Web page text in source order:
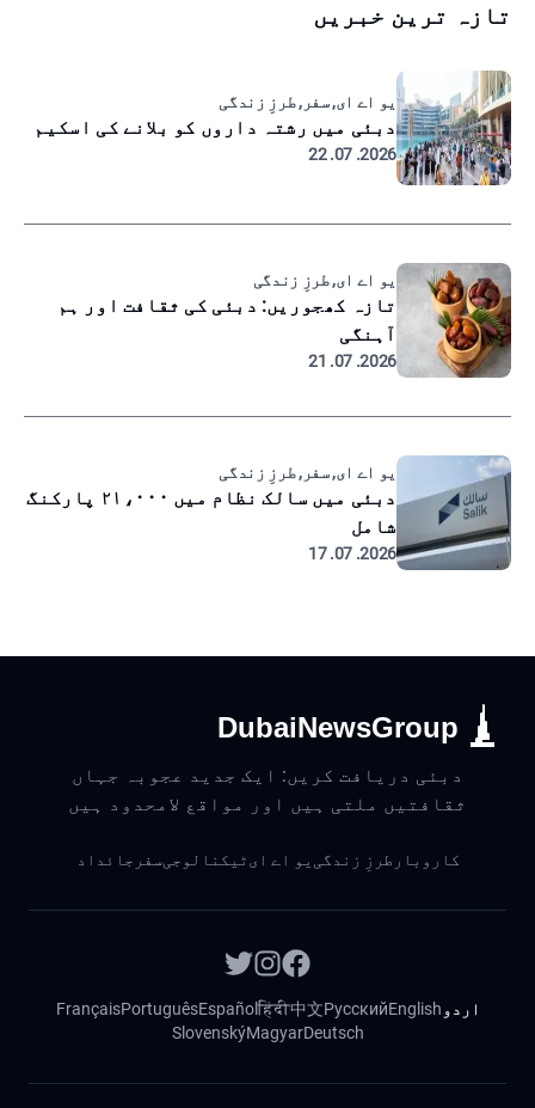
تازہ ترین خبریں
یو اے ای, سفر, طرزِ زندگی
دبئی میں رشتہ داروں کو بلانے کی اسکیم
2026. 07. 22
یو اے ای, طرزِ زندگی
تازہ کھجوریں: دبئی کی ثقافت اور ہم
آہنگی
2026. 07. 21
یو اے ای, سفر, طرزِ زندگی
دبئی میں سالک نظام میں ۲۱،۰۰۰ پارکنگ
شامل
2026. 07. 17
DubaiNewsGroup
دبئی دریافت کریں: ایک جدید عجوبہ جہاں
ثقافتیں ملتی ہیں اور مواقع لامحدود ہیں
کاروبار طرزِ زندگی یو اے ایٹیکنالوجیسفر جائداد
اردو English
Русский
中文
हिंदी
Español
Português
Français
Deutsch
Magyar
Slovenský